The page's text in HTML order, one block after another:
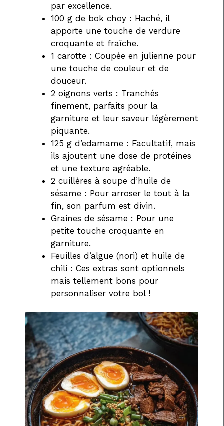
par excellence.
100 g de bok choy : Haché, il
apporte une touche de verdure
croquante et fraîche.
1 carotte : Coupée en julienne pour
une touche de couleur et de
douceur.
2 oignons verts : Tranchés
finement, parfaits pour la
garniture et leur saveur légèrement
piquante.
125 g d’edamame : Facultatif, mais
ils ajoutent une dose de protéines
et une texture agréable.
2 cuillères à soupe d’huile de
sésame : Pour arroser le tout à la
fin, son parfum est divin.
Graines de sésame : Pour une
petite touche croquante en
garniture.
Feuilles d’algue (nori) et huile de
chili : Ces extras sont optionnels
mais tellement bons pour
personnaliser votre bol !